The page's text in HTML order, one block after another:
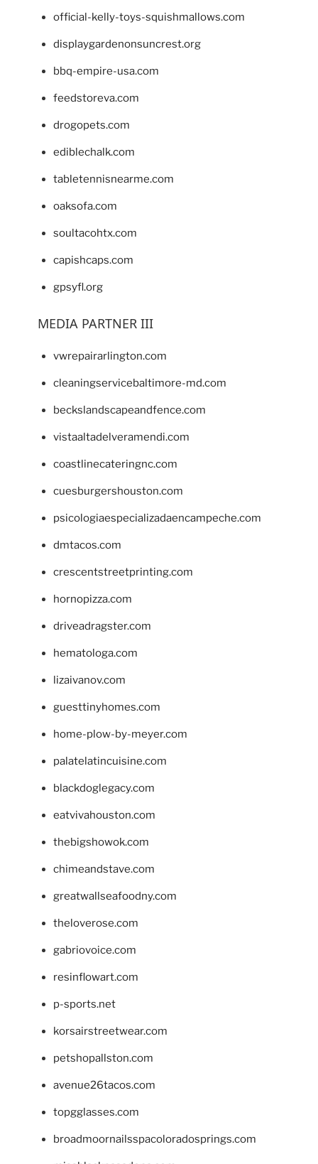
official-kelly-toys-squishmallows.com
displaygardenonsuncrest.org
bbq-empire-usa.com
feedstoreva.com
drogopets.com
ediblechalk.com
tabletennisnearme.com
oaksofa.com
soultacohtx.com
capishcaps.com
gpsyfl.org
MEDIA PARTNER III
vwrepairarlington.com
cleaningservicebaltimore-md.com
beckslandscapeandfence.com
vistaaltadelveramendi.com
coastlinecateringnc.com
cuesburgershouston.com
psicologiaespecializadaencampeche.com
dmtacos.com
crescentstreetprinting.com
hornopizza.com
driveadragster.com
hematologa.com
lizaivanov.com
guesttinyhomes.com
home-plow-by-meyer.com
palatelatincuisine.com
blackdoglegacy.com
eatvivahouston.com
thebigshowok.com
chimeandstave.com
greatwallseafoodny.com
theloverose.com
gabriovoice.com
resinflowart.com
p-sports.net
korsairstreetwear.com
petshopallston.com
avenue26tacos.com
topgglasses.com
broadmoornailsspacoloradosprings.com